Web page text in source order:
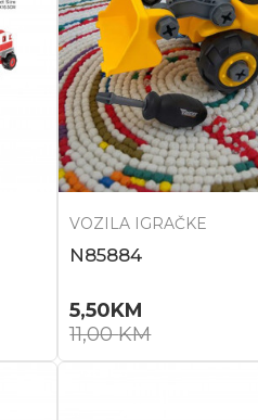
VOZILA IGRAČKE
N85884
5,50KM
11,00KM